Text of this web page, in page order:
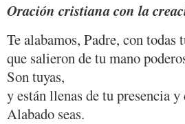
Oración cristiana con la
Te alabamos, Padre, con todas
que salieron de tu mano
Son tuyas,
y están llenas de tu presencia
Alabado seas.